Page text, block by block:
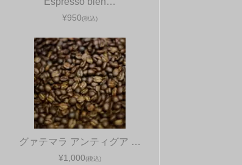
¥950(税込)
グァテマラ アンティグア …
¥1,000(税込)